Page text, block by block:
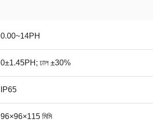
0.00~14PH
0±1.45PH; ঢাল ±30%
IP65
96×96×115 মিমি